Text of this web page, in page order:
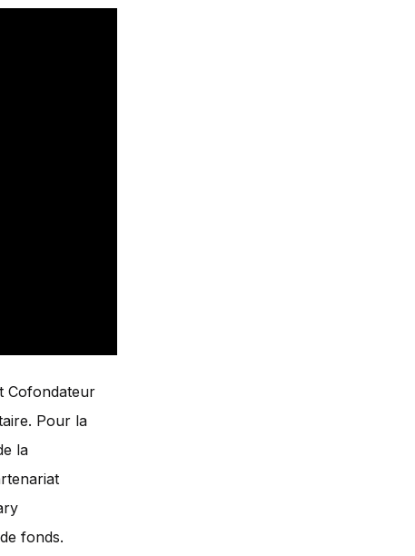
Cofondateur
Pour la
la
fonds.